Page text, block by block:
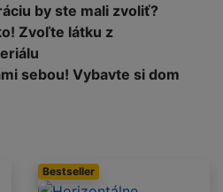
by ste mali zvoliť?
Zvoľte látku z
sebou! Vybavte si dom
Bestseller